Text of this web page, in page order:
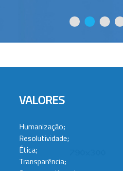
VALORES
Humanização;
Resolutividade;
Ética;
Transparência;